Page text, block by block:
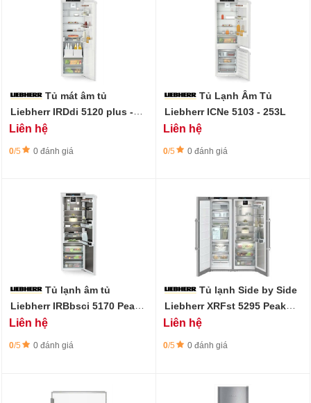
Tủ mát âm tủ
Liebherr IRDdi 5120 plus -
309L
Liên hệ
0/5 0 đánh giá
Tủ Lạnh Âm Tủ
Liebherr ICNe 5103 - 253L
Liên hệ
0/5 0 đánh giá
Tủ lạnh âm tủ
Liebherr IRBbsci 5170 Peak
BioFresh - 296L
Liên hệ
0/5 0 đánh giá
Tủ lạnh Side by Side
Liebherr XRFst 5295 Peak
BioFresh - 663 lít
Liên hệ
0/5 0 đánh giá